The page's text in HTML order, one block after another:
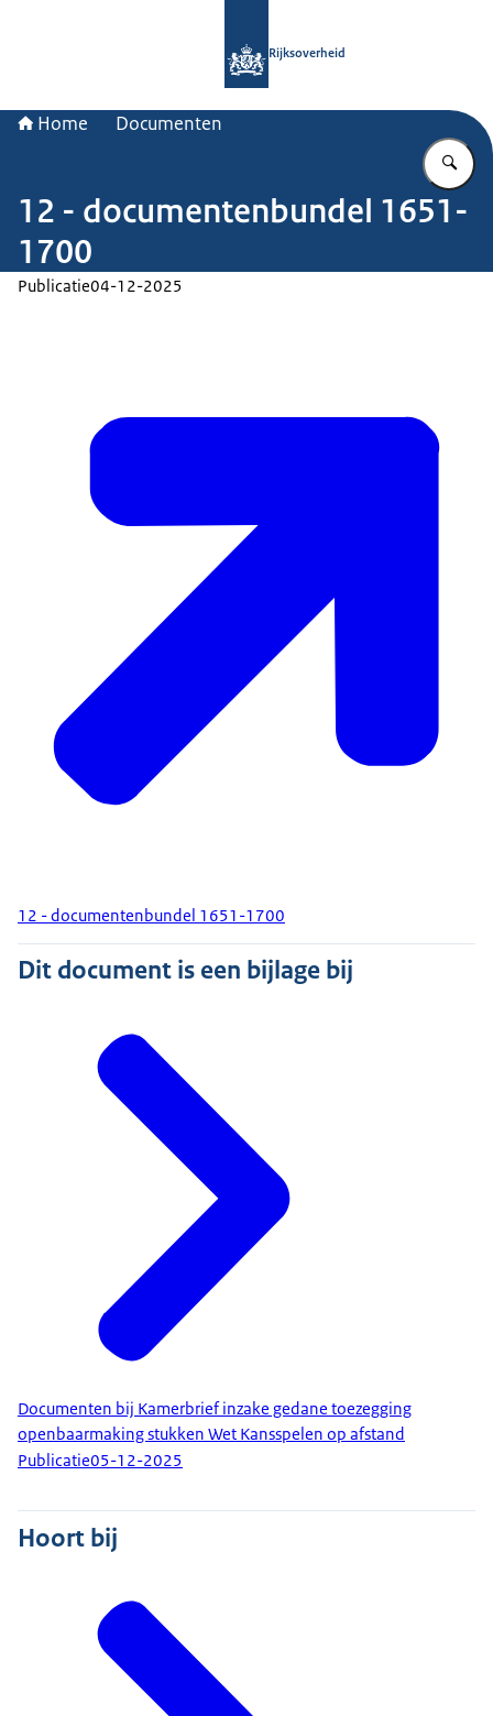
Rijksoverheid
Home Documenten
12 - documentenbundel 1651-
1700
Publicatie04-12-2025
12 - documentenbundel 1651-1700
Dit document is een bijlage bij
Documenten bij Kamerbrief inzake gedane toezegging
openbaarmaking stukken Wet Kansspelen op afstand
Publicatie05-12-2025
Hoort bij